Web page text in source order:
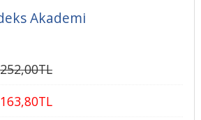
Akademi
252,00TL
163,80TL